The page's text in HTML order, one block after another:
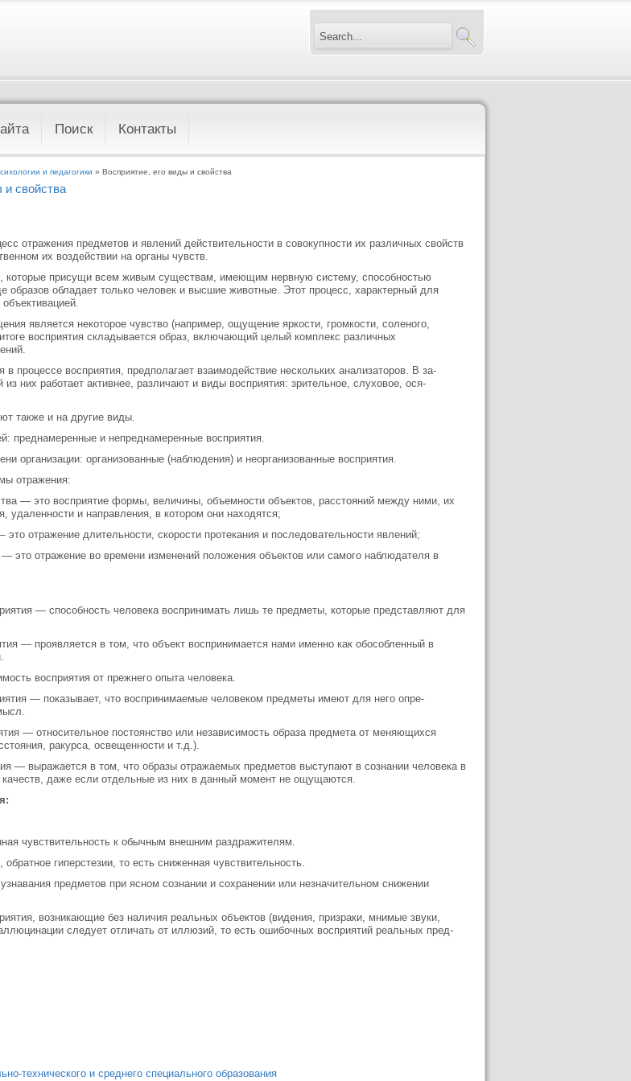
Поиск Контакты
и педагогики » Восприятие, его виды и свойства
и свойства
отражения предметов и явлений действительности в совокупности их различных свойств
их воздействии на органы чувств.
которые присущи всем жи­вым существам, имеющим нервную систему, способно­стью
образов обладает только человек и высшие животные. Этот процесс, характерный для
является некоторое чув­ство (например, ощущение яркости, громкости, соле­ного,
восприятия склады­вается образ, включающий целый комплекс различных
процессе восприятия, пред­полагает взаимодействие нескольких анализаторов. В за­
из них работает активнее, раз­личают и виды восприятия: зрительное, слуховое, ося­
также и на другие виды.
преднамеренные и непред­намеренные восприятия.
организации: организован­ные (наблюдения) и неорганизованные восприятия.
отражения:
— это восприятие формы, величины, объемности объектов, расстояний между ними, их
удаленности и направления, в котором они находятся;
отражение длительности, скорости протекания и последовательности явлений;
это отражение во времени изменений положения объектов или самого наблюдателя в
— способность человека воспринимать лишь те предметы, которые представляют для
— проявляется в том, что объект воспринимается нами именно как обособленный в
восприятия от прежнего опыта человека.
— показывает, что вос­принимаемые человеком предметы имеют для него опре­
— относительное посто­янство или независимость образа предмета от меняющихся
ракурса, освещенно­сти и т.д.).
— выражается в том, что образы отражаемых предметов выступают в сознании человека в
качеств, даже если отдельные из них в данный момент не ощущаются.
чувствительность к обыч­ным внешним раздражителям.
гиперстезии, то есть сниженная чувствительность.
предметов при яс­ном сознании и сохранении или незначительном сниже­нии
возникающие без нали­чия реальных объектов (видения, призраки, мнимые зву­ки,
следует отличать от иллюзий, то есть ошибочных восприятий реальных пред­
технического и среднего специального образования